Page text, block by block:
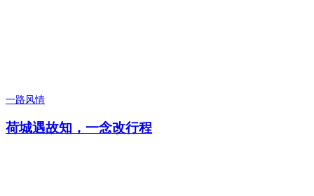
一路风情
荷城遇故知，一念改行程